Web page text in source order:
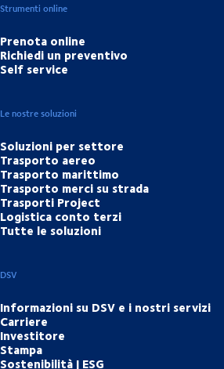
Strumenti online
Prenota online
Richiedi un preventivo
Self service
Le nostre soluzioni
Soluzioni per settore
Trasporto aereo
Trasporto marittimo
Trasporto merci su strada
Trasporti Project
Logistica conto terzi
Tutte le soluzioni
DSV
Informazioni su DSV e i nostri servizi
Carriere
Investitore
Stampa
Sostenibilità | ESG